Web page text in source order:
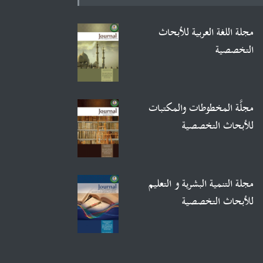
مجلة اللغة العربية للأبحاث
التخصصية
مجلَّة المخطوطات والمكتبات
للأبحاث التخصصية
مجلة التنمية البشرية و التعليم
للأبحاث التخصصية